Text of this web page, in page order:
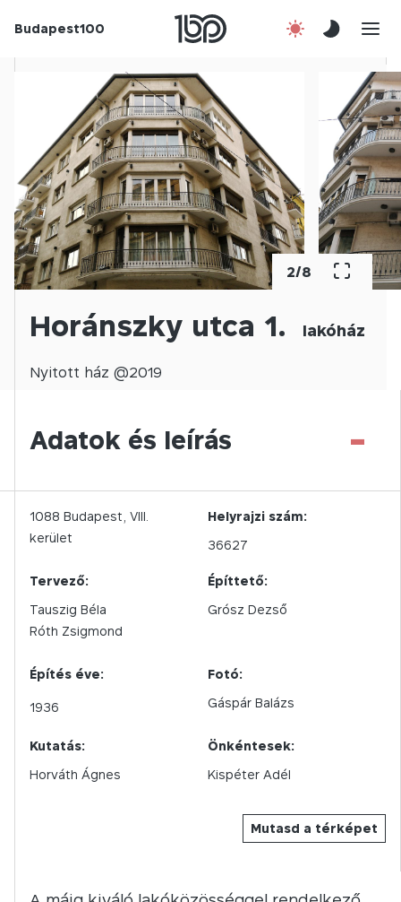
Budapest100
Csatlakozz!
Kapcsolat
En
2/8
Horánszky utca 1. lakóház
Nyitott ház @2019
Adatok és leírás -
Mutasd a térképet
1088 Budapest, VIII.
kerület
Helyrajzi szám:
36627
Tervező:
Tauszig Béla
Róth Zsigmond
Építtető:
Grósz Dezső
Építés éve:
1936
Fotó:
Gáspár Balázs
Kutatás:
Horváth Ágnes
Önkéntesek:
Kispéter Adél